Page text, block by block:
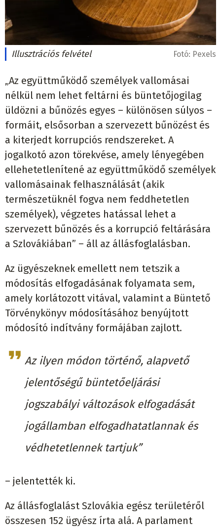
Illusztrációs felvétel Fotó: Pexels
„Az együttműködő személyek vallomásai
nélkül nem lehet feltárni és büntetőjogilag
üldözni a bűnözés egyes – különösen súlyos –
formáit, elsősorban a szervezett bűnözést és
a kiterjedt korrupciós rendszereket. A
jogalkotó azon törekvése, amely lényegében
ellehetetlenítené az együttműködő személyek
vallomásainak felhasználását (akik
természetüknél fogva nem feddhetetlen
személyek), végzetes hatással lehet a
szervezett bűnözés és a korrupció feltárására
a Szlovákiában” – áll az állásfoglalásban.
Az ügyészeknek emellett nem tetszik a
módosítás elfogadásának folyamata sem,
amely korlátozott vitával, valamint a Büntető
Törvénykönyv módosításához benyújtott
módosító indítvány formájában zajlott.
Az ilyen módon történő, alapvető
jelentőségű büntetőeljárási
jogszabályi változások elfogadását
jogállamban elfogadhatatlannak és
védhetetlennek tartjuk”
– jelentették ki.
Az állásfoglalást Szlovákia egész területéről
összesen 152 ügyész írta alá. A parlament